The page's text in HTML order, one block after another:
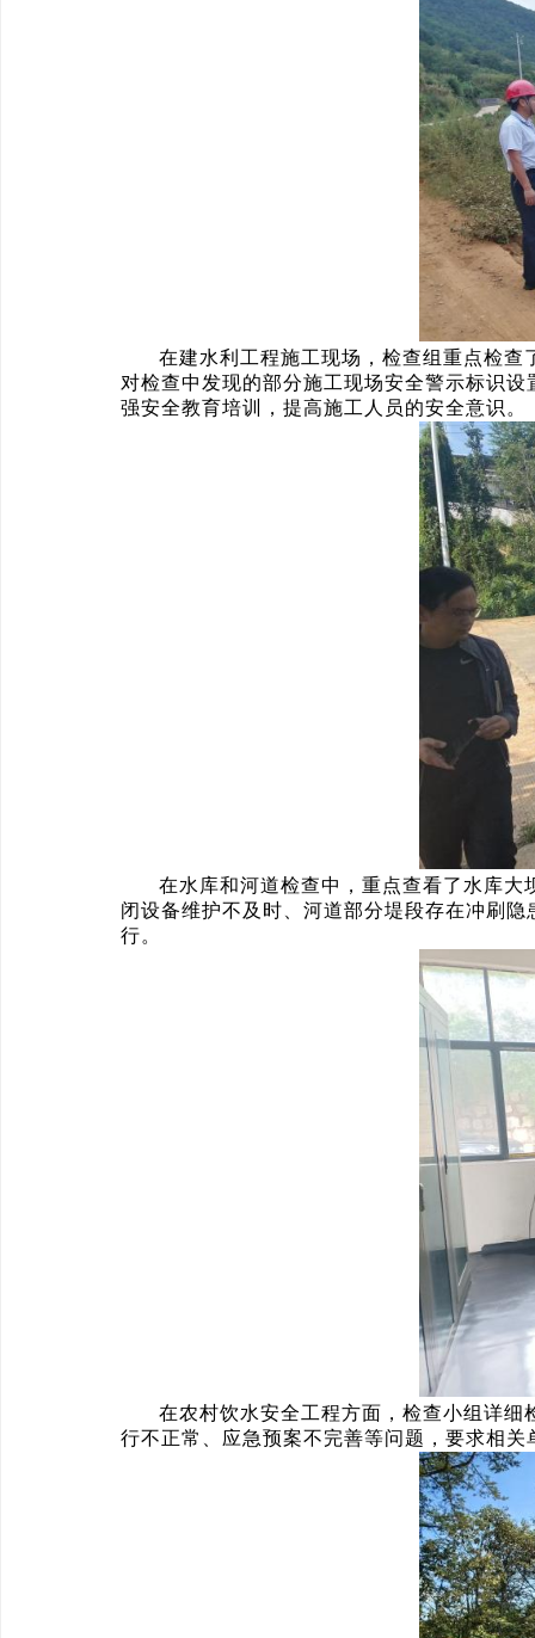
在建水利工程施工现场，检查组重点检
对检查中发现的部分施工现场安全警示标识
强安全教育培训，提高施工人员的安全意识。
在水库和河道检查中，重点查看了水库
闭设备维护不及时、河道部分堤段存在冲刷
行。
在农村饮水安全工程方面，检查小组详
行不正常、应急预案不完善等问题，要求相